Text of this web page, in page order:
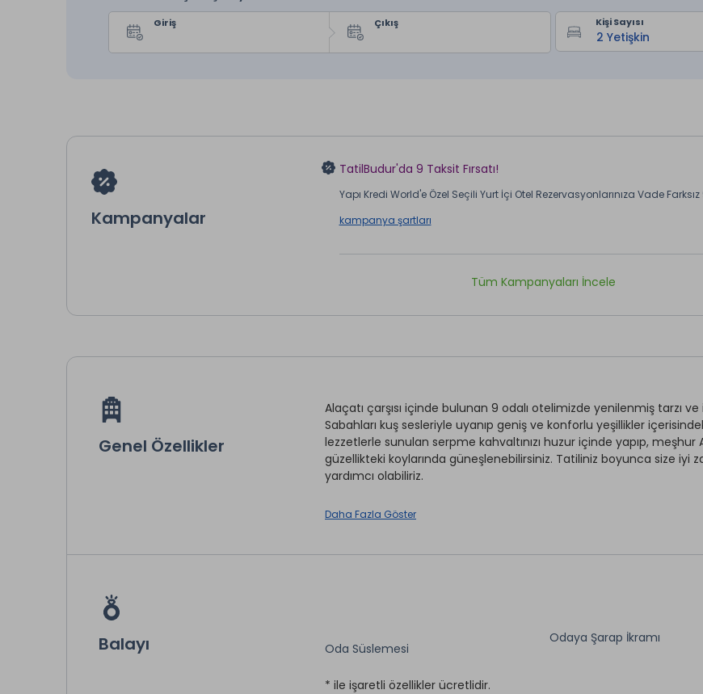
Giriş Çıkış Kişi Sayısı
Kampanyalar
TatilBudur'da 9 Taksit Fırsatı!
Yapı Kredi World'e Özel Seçili Yurt İçi Otel Rezervasyonlarınıza Vade Farksız
kampanya şartları
Tüm Kampanyaları İncele
Genel Özellikler
Alaçatı çarşısı içinde bulunan 9 odalı otelimizde yenilenmiş tarzı
Sabahları kuş sesleriyle uyanıp geniş ve konforlu yeşillikler
lezzetlerle sunulan serpme kahvaltınızı huzur içinde yapıp, meşhur
güzellikteki koylarında güneşlenebilirsiniz. Tatiliniz boyunca size
yardımcı olabiliriz.
Avantajlı konumu, huzurlu bahçesi, temiz odaları ve yardımsever
Çamaşırhane *
Oda Servisi
Split Klima
Daha Fazla Göster
Balayı Oda Süslemesi
Odaya Şarap İkramı
* ile işaretli özellikler ücretlidir.